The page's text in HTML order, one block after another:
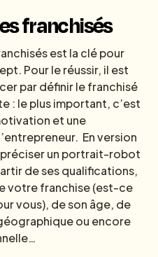
franchisés
est la clé pour
Pour le réussir, il est
par définir le franchisé
: le plus important, c’est
et une
En version
un portrait-robot
de ses qualifications,
votre franchise (est-ce
vous), de son âge, de
ou encore